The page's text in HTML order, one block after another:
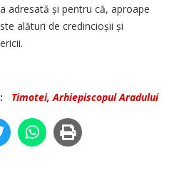
adresată și pentru că, aproape
alături de credincioșii și
Timotei, Arhiepiscopul Aradului